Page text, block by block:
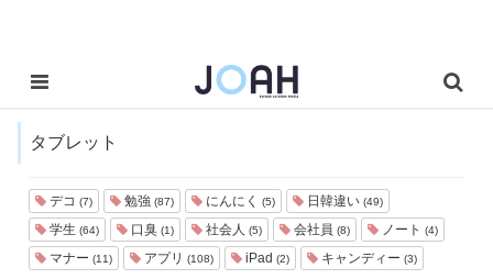
タブレット
デコ (7) 勉強 (87) にんにく (5) 日韓違い (49)
学生 (64) 口臭 (1) 社会人 (5) 会社員 (8) ノート (4)
マナー (11) アプリ (108) iPad (2) キャンディー (3)